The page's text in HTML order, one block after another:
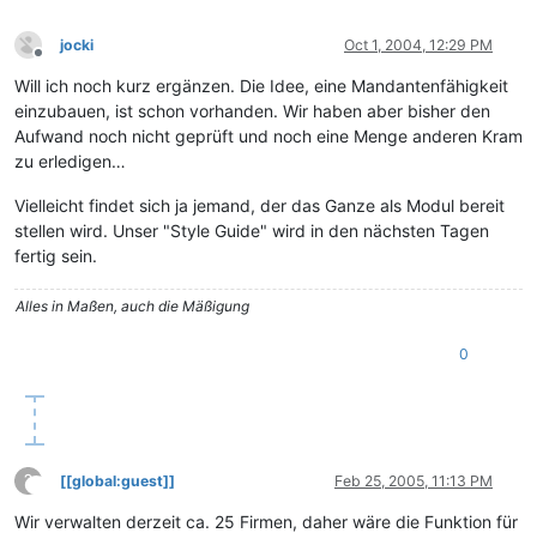
Offline
jocki Oct 1, 2004, 12:29 PM
Will ich noch kurz ergänzen. Die Idee, eine Mandantenfähigkeit
einzubauen, ist schon vorhanden. Wir haben aber bisher den
Aufwand noch nicht geprüft und noch eine Menge anderen Kram
zu erledigen…
Vielleicht findet sich ja jemand, der das Ganze als Modul bereit
stellen wird. Unser "Style Guide" wird in den nächsten Tagen
fertig sein.
Alles in Maßen, auch die Mäßigung
0
?
This user is from outside of this forum
[[global:guest]] Feb 25, 2005, 11:13 PM
Wir verwalten derzeit ca. 25 Firmen, daher wäre die Funktion für